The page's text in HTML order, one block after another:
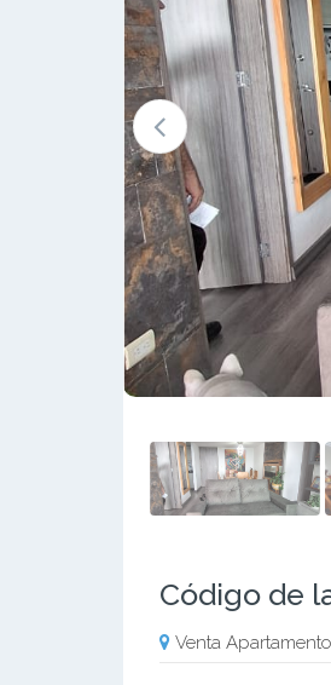
Código de
Venta